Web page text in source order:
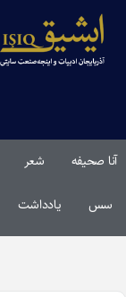
آنا صحیفه شعر
سس یادداشت